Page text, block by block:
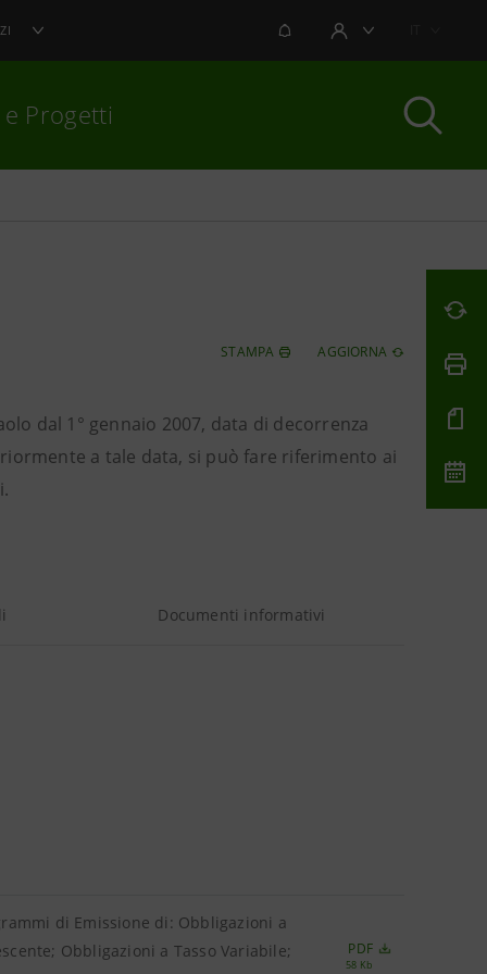
NOTIFICHEAREA UTENTE
e Progetti
STAMPA AGGIORNA
dal 1° gennaio 2007, data di decorrenza
a tale data, si può fare riferimento ai
Documenti informativi
di Emissione di: Obbligazioni a
Obbligazioni a Tasso Variabile;
PDF
58 Kb